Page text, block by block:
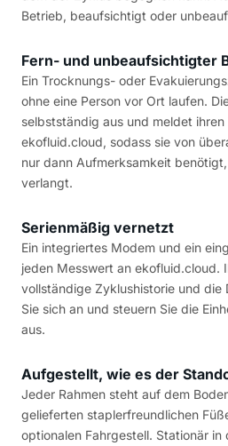
Betrieb, beaufsichtigt oder
Fern- und unbeaufsichtigter
Ein Trocknungs- oder
ohne eine Person vor Ort laufen.
selbstständig aus und meldet
ekofluid.cloud, sodass sie von
nur dann Aufmerksamkeit
verlangt.
Serienmäßig vernetzt
Ein integriertes Modem und ein
jeden Messwert an ekofluid.cloud.
vollständige Zyklushistorie und die
Sie sich an und steuern Sie die
aus.
Aufgestellt, wie es der
Jeder Rahmen steht auf dem
gelieferten staplerfreundlichen
optionalen Fahrgestell. Stationär